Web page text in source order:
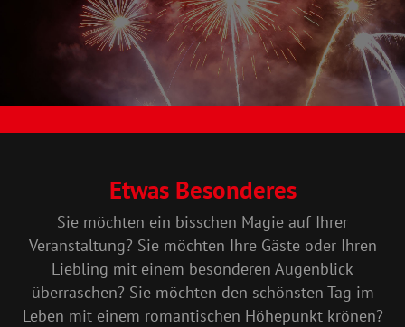
Etwas Besonderes
Sie möchten ein bisschen Magie auf Ihrer
Veranstaltung? Sie möchten Ihre Gäste oder Ihren
Liebling mit einem besonderen Augenblick
überraschen? Sie möchten den schönsten Tag im
Leben mit einem romantischen Höhepunkt krönen?